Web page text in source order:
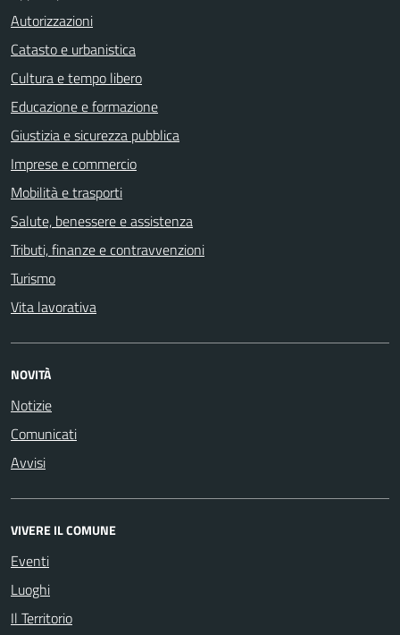
Autorizzazioni
Catasto e urbanistica
Cultura e tempo libero
Educazione e formazione
Giustizia e sicurezza pubblica
Imprese e commercio
Mobilità e trasporti
Salute, benessere e assistenza
Tributi, finanze e contravvenzioni
Turismo
Vita lavorativa
NOVITÀ
Notizie
Comunicati
Avvisi
VIVERE IL COMUNE
Eventi
Luoghi
Il Territorio